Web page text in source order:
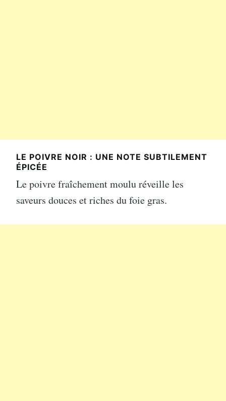
LE POIVRE NOIR : UNE NOTE SUBTILEMENT
ÉPICÉE
Le poivre fraîchement moulu réveille les
saveurs douces et riches du foie gras.